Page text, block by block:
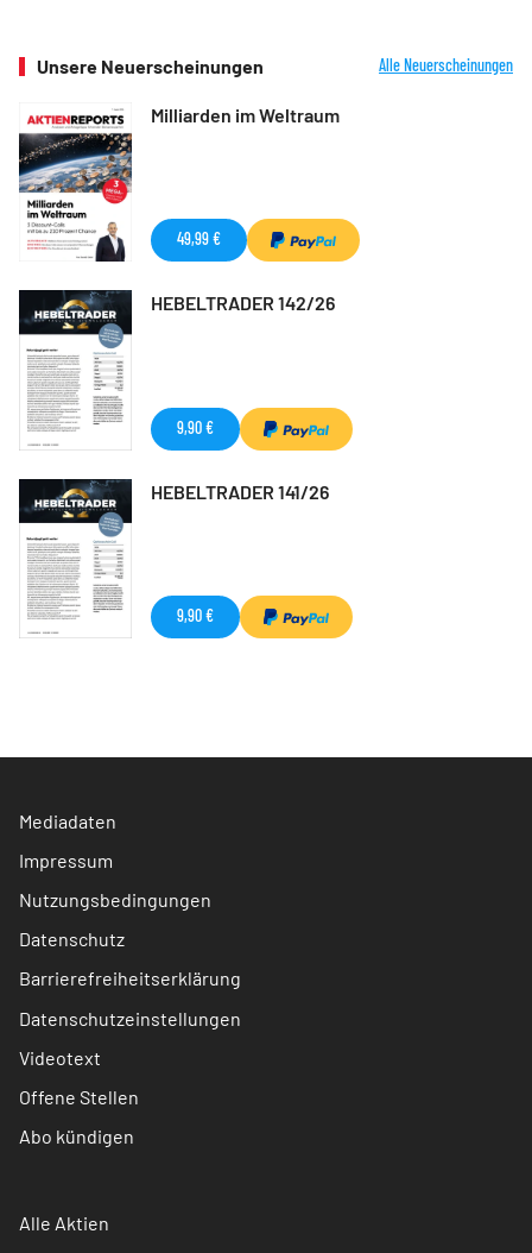
Unsere Neuerscheinungen Alle Neuerscheinungen
Milliarden im Weltraum
49,99 €
HEBELTRADER 142/26
9,90 €
HEBELTRADER 141/26
9,90 €
Mediadaten
Impressum
Nutzungsbedingungen
Datenschutz
Barrierefreiheitserklärung
Datenschutzeinstellungen
Videotext
Offene Stellen
Abo kündigen
Alle Aktien